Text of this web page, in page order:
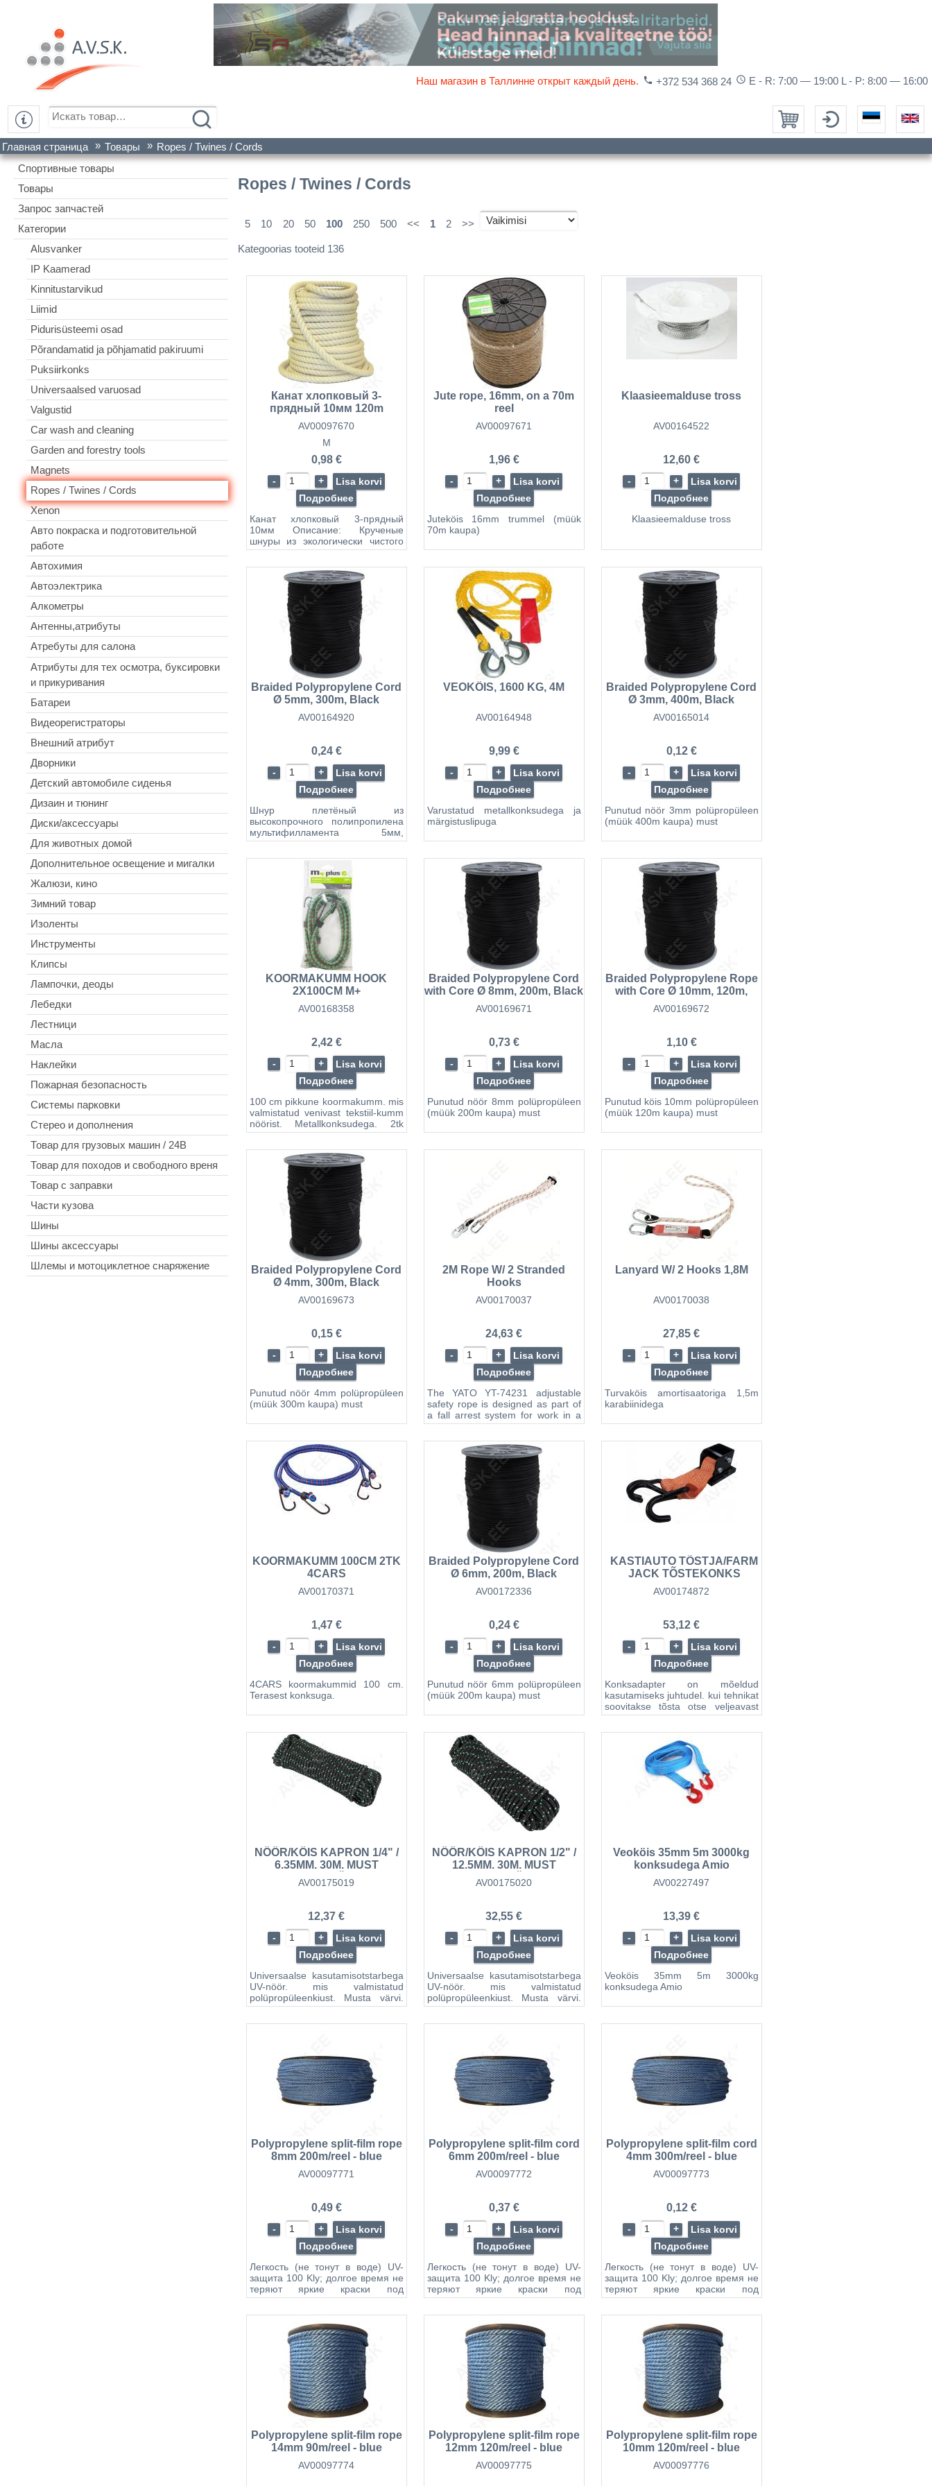
access_time E - R: 7:00 — 19:00 L - P: 8:00 — 16:00
phone +372 534 368 24
Наш магазин в Таллинне открыт каждый день.
Главная страница » Товары » Ropes / Twines / Cords
Спортивные товары
Товары
Запрос запчастей
Категории
Alusvanker
IP Kaamerad
Kinnitustarvikud
Liimid
Pidurisüsteemi osad
Põrandamatid ja põhjamatid pakiruumi
Puksiirkonks
Universaalsed varuosad
Valgustid
Car wash and cleaning
Garden and forestry tools
Magnets
Ropes / Twines / Cords
Xenon
Авто покраска и подготовительной
работе
Автохимия
Автоэлектрика
Алкометры
Антенны,атрибуты
Атребуты для салона
Атрибуты для тех осмотра, буксировки
и прикуривания
Батареи
Видеорегистраторы
Внешний атрибут
Дворники
Детский автомобиле сиденья
Дизаин и тюнинг
Диски/аксессуары
Для животных домой
Дополнительное освещение и мигалки
Жалюзи, кино
Зимний товар
Изоленты
Инструменты
Клипсы
Лампочки, деоды
Лебедки
Лестници
Масла
Наклейки
Пожарная безопасность
Системы парковки
Стерео и дополнения
Товар для грузовых машин / 24B
Товар для походов и свободного вреня
Товар с заправки
Части кузова
Шины
Шины аксессуары
Шлемы и мотоциклетное снаряжение
Ropes / Twines / Cords
5 10 20 50 100 250 500 << 1 2 >>
Kategoorias tooteid 136
Канат хлопковый 3-
прядный 10мм 120m
катушке
AV00097670
M
0,98 €
- +
Lisa korvi
Подробнее
Канат хлопковый 3-прядный
10мм Описание: Крученые
шнуры из экологически чистого
материала - хлопок, обладают
антистатическими свойствами,
термостабильностью и
умеренной гигроскопичностью.
Хлопковые шнуры отлично
держат узлы и не
раскручиваются в местах среза.
Крученые шнуры и канаты из
натуральных материалов
используются в сельском
хозяйстве, пищевой
промышленности, промы...
Jute rope, 16mm, on a 70m
reel
AV00097671
1,96 €
- +
Lisa korvi
Подробнее
Juteköis 16mm trummel (müük
70m kaupa)
Klaasieemalduse tross
AV00164522
12,60 €
- +
Lisa korvi
Подробнее
Klaasieemalduse tross
Braided Polypropylene Cord
Ø 5mm, 300m, Black
AV00164920
0,24 €
- +
Lisa korvi
Подробнее
Шнур плетёный из
высокопрочного полипропилена
мультифилламента 5мм,
разрывная нагрузка: 350kg
не теряют яркие краски под
воздействием солнца)
Негигроскопичность (не
впитывают воду) Не гниют
Остутствие раскручивания При
намокании не растягиваются и
не теряют прочность
Водостойкость Гибкость
Износостойкость Высокая
стойкость к д...
VEOKÖIS, 1600 KG, 4M
AV00164948
9,99 €
- +
Lisa korvi
Подробнее
Varustatud metallkonksudega ja
märgistuslipuga
Braided Polypropylene Cord
Ø 3mm, 400m, Black
AV00165014
0,12 €
- +
Lisa korvi
Подробнее
Punutud nöör 3mm polüpropüleen
(müük 400m kaupa) must
KOORMAKUMM HOOK
2X100CM M+
AV00168358
2,42 €
- +
Lisa korvi
Подробнее
100 cm pikkune koormakumm. mis
valmistatud venivast tekstiil-kumm
nöörist. Metallkonksudega. 2tk
pakis.
Braided Polypropylene Cord
with Core Ø 8mm, 200m, Black
AV00169671
0,73 €
- +
Lisa korvi
Подробнее
Punutud nöör 8mm polüpropüleen
(müük 200m kaupa) must
Braided Polypropylene Rope
with Core Ø 10mm, 120m,
Black
AV00169672
1,10 €
- +
Lisa korvi
Подробнее
Punutud köis 10mm polüpropüleen
(müük 120m kaupa) must
Braided Polypropylene Cord
Ø 4mm, 300m, Black
AV00169673
0,15 €
- +
Lisa korvi
Подробнее
Punutud nöör 4mm polüpropüleen
(müük 300m kaupa) must
2M Rope W/ 2 Stranded
Hooks
AV00170037
24,63 €
- +
Lisa korvi
Подробнее
The YATO YT-74231 adjustable
safety rope is designed as part of
a fall arrest system for work in a
supported position. The rope is
as those with a waist belt like the
YT-74220, providing safe support
during work. Key Features and
Technical Specifications: Brand:
YATOModel: YT-74231Material:
PolyesterRope Length: 2 m
(adjustable from 1.2 to 2 m)Rope
Diameter: 12 mm...
Lanyard W/ 2 Hooks 1,8M
AV00170038
27,85 €
- +
Lisa korvi
Подробнее
Turvaköis amortisaatoriga 1,5m
karabiinidega
KOORMAKUMM 100CM 2TK
4CARS
AV00170371
1,47 €
- +
Lisa korvi
Подробнее
4CARS koormakummid 100 cm.
Terasest konksuga.
Braided Polypropylene Cord
Ø 6mm, 200m, Black
AV00172336
0,24 €
- +
Lisa korvi
Подробнее
Punutud nöör 6mm polüpropüleen
(müük 200m kaupa) must
KASTIAUTO TÕSTJA/FARM
JACK TÕSTEKONKS
(53895J.53896J.53897J.53898J)
JBM
AV00174872
53,12 €
- +
Lisa korvi
Подробнее
Konksadapter on mõeldud
kasutamiseks juhtudel. kui tehnikat
soovitakse tõsta otse veljeavast
(tuulutusava). Sobib
NÖÖR/KÖIS KAPRON 1/4" /
6.35MM. 30M. MUST
(ROHELISED TÄPID) JBM
AV00175019
12,37 €
- +
Lisa korvi
Подробнее
Universaalse kasutamisotstarbega
UV-nöör. mis valmistatud
polüpropüleenkiust. Musta värvi.
roheliste täppidega. Sobib
tõmbetugevus 550 kg.
NÖÖR/KÖIS KAPRON 1/2" /
12.5MM. 30M. MUST
(ROHELISED TÄPID) JBM
AV00175020
32,55 €
- +
Lisa korvi
Подробнее
Universaalse kasutamisotstarbega
UV-nöör. mis valmistatud
polüpropüleenkiust. Musta värvi.
roheliste täppidega. Sobib
tõmbetugevus 1200 kg.
Veoköis 35mm 5m 3000kg
konksudega Amio
AV00227497
13,39 €
- +
Lisa korvi
Подробнее
Veoköis 35mm 5m 3000kg
konksudega Amio
Polypropylene split-film rope
8mm 200m/reel - blue
AV00097771
0,49 €
- +
Lisa korvi
Подробнее
Легкость (не тонут в воде) UV-
защита 100 Kly; долгое время не
теряют яркие краски под
воздействием солнца
впитывают воду) Не гниют При
намокании не растягиваются и
не теряют прочность
Водостойкость Жесткость
Высокая стойкость к действию
кислот, щелочей и органическим
растворителей
Электроизоляционные и
теплоизроляционные свойства
Температура плавления 170 °C
Polypropylene split-film cord
6mm 200m/reel - blue
AV00097772
0,37 €
- +
Lisa korvi
Подробнее
Легкость (не тонут в воде) UV-
защита 100 Kly; долгое время не
теряют яркие краски под
воздействием солнца
впитывают воду) Не гниют При
намокании не растягиваются и
не теряют прочность
Водостойкость Жесткость
Высокая стойкость к действию
кислот, щелочей и органическим
растворителей
Электроизоляционные и
теплоизроляционные свойства
Температура плавления 170 °C
Polypropylene split-film cord
4mm 300m/reel - blue
AV00097773
0,12 €
- +
Lisa korvi
Подробнее
Легкость (не тонут в воде) UV-
защита 100 Kly; долгое время не
теряют яркие краски под
воздействием солнца
впитывают воду) Не гниют При
намокании не растягиваются и
не теряют прочность
Водостойкость Жесткость
Высокая стойкость к действию
кислот, щелочей и органическим
растворителей
Электроизоляционные и
теплоизроляционные свойства
Температура плавления 170 °C
Polypropylene split-film rope
14mm 90m/reel - blue
AV00097774
Polypropylene split-film rope
12mm 120m/reel - blue
AV00097775
Polypropylene split-film rope
10mm 120m/reel - blue
AV00097776